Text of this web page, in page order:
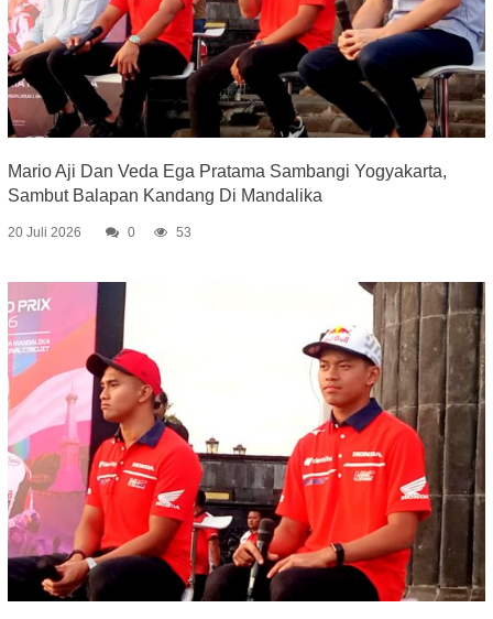
Mario Aji Dan Veda Ega Pratama Sambangi Yogyakarta,
Sambut Balapan Kandang Di Mandalika
20 Juli 2026 0 53